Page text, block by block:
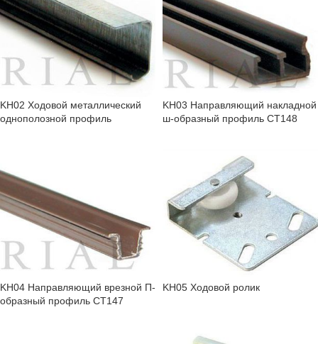
KH02 Ходовой металлический
однополозной профиль
KH03 Направляющий накладной
ш-образный профиль СТ148
KH04 Направляющий врезной П-
образный профиль СТ147
KH05 Ходовой ролик